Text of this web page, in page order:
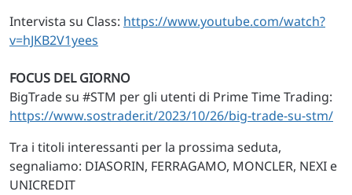
Intervista su Class: https://www.youtube.com/watch?
v=hJKB2V1yees
FOCUS DEL GIORNO
BigTrade su #STM per gli utenti di Prime Time Trading:
https://www.sostrader.it/2023/10/26/big-trade-su-stm/
Tra i titoli interessanti per la prossima seduta,
segnaliamo: DIASORIN, FERRAGAMO, MONCLER, NEXI e
UNICREDIT